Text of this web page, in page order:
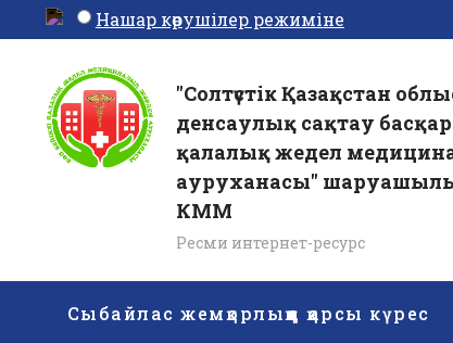
Нашар көрушілер режиміне
"Солтүстік Қазақстан
денсаулық сақтау
қалалық жедел
ауруханасы"
КММ
Ресми интернет-ресурс
Сыбайлас жемқорлыққа қарсы күрес